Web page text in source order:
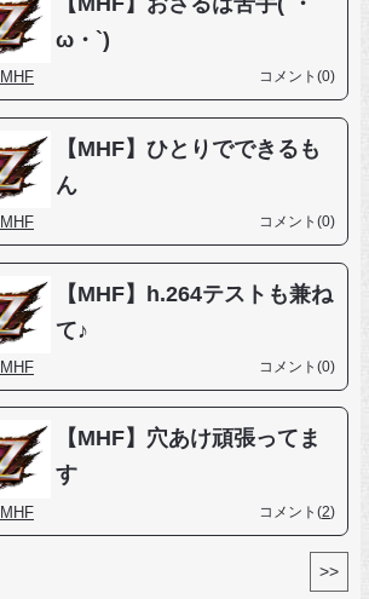
ω・`)
MHF コメント(0)
【MHF】ひとりでできるも
ん
MHF コメント(0)
【MHF】h.264テストも兼ね
て♪
MHF コメント(0)
【MHF】穴あけ頑張ってま
す
MHF コメント(2)
>>